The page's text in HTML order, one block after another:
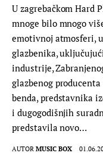
U zagrebačkom Hard
mnoge bilo mnogo
emotivnoj atmosferi,
glazbenika,
industrije,
glazbenog
benda, predstavnika
i dugogodišnjih
predstavila novo…
AUTOR MUSIC BOX